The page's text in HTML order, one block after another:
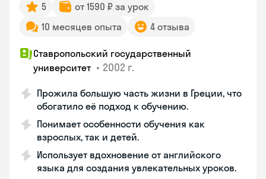
5
от 1590 ₽ за урок
10 месяцев опыта
4 отзыва
Ставропольский государственный
университет • 2002 г.
Прожила большую часть жизни в Греции, что
обогатило её подход к обучению.
Понимает особенности обучения как
взрослых, так и детей.
Использует вдохновение от английского
языка для создания увлекательных уроков.